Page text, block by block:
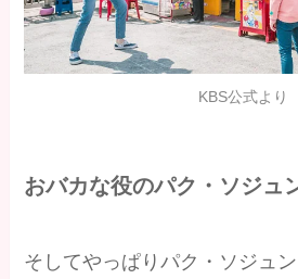
KBS公式より
おバカな役のパク・ソジュ
そしてやっぱりパク・ソジュ